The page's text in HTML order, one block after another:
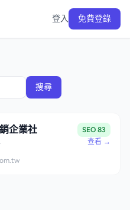
登入 免費登錄
搜尋
企業社
SEO 83
查看 →